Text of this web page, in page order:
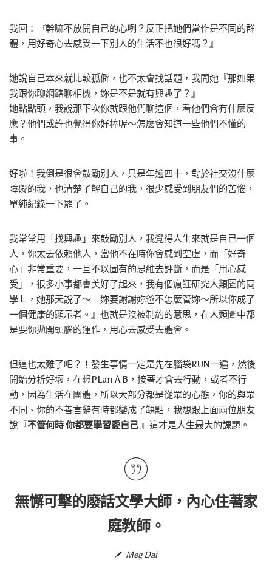
我回：『幹嘛不放開自己的心咧？反正把她們當作是不同的群
體，用好奇心去感受一下別人的生活不也很好嗎？』
她說自己本來就比較孤僻，也不太會找話題，我問她『那如果
我跟你聊網路聊相機，妳是不是就有興趣了？』
她點點頭，我說那下次你就跟他們聊這個，看他們會有什麼反
應？他們或許也覺得你好棒喔～怎麼會知道一些他們不懂的
事。
好啦！我倒是很會鼓勵別人，只是年逾四十，對於社交沒什麼
障礙的我，也清楚了解自己的我，很少感受到朋友們的苦惱，
單純紀錄一下罷了。
我常常用「找興趣」來鼓勵別人，我覺得人生來就是自己一個
人，你太去依賴他人，當他不在時你會感到空虛，而「好奇
心」非常重要，一旦不以固有的思維去評斷，而是「用心感
受」，很多小事都會美好了起來，我有個瘋狂研究人類圖的同
學Ｌ，她那天說了～『妳要謝謝妳爸不怎麼管妳～所以你成了
一個健康的顯示者。』也就是沒被制約的意思，在人類圖中都
是要你拋開頭腦的運作，用心去感受去體會。
但這也太難了吧？！發生事情一定是先在腦袋RUN一遍，然後
開始分析好壞，在想PLan A B，接著才會去行動，或者不行
動，因為生活在團體，所以大部分都是從眾的心態，你的與眾
不同、你的不善言辭有時都變成了缺點，我想跟上面兩位朋友
說『不管何時 你都要學習愛自己』這才是人生最大的課題。
無懈可擊的廢話文學大師，內心住著家
庭教師。
Meg Dai